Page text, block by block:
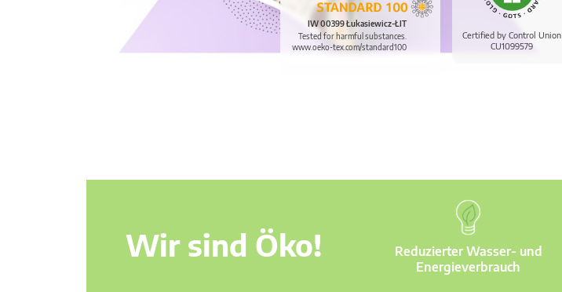
Certified by Control Union
CU1099579
IW 00399 Łukasiewicz-ŁIT
Tested for harmful substances.
www.oeko-tex.com/standard100
Wir sind Öko!
Reduzierter Wasser- und
Energieverbrauch